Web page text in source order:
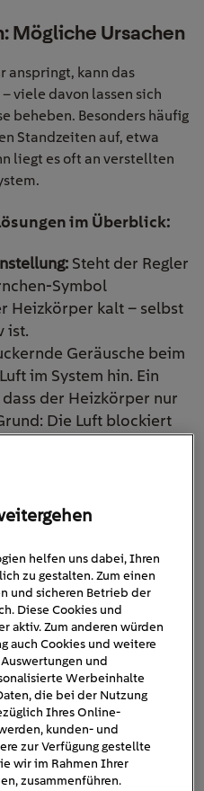
Mögliche Ursachen
anspringt, kann das
viele davon lassen sich
beheben. Besonders häufig
Standzeiten auf, etwa
liegt es oft an verstellten
im Überblick:
Steht der Regler
Symbol
Heizkörper kalt – selbst
ist.
Geräusche beim
im System hin. Ein
der Heizkörper nur
Die Luft blockiert
Sie aber auch auf
die Heizung oft nicht
1,5–2,0 bar – ein Blick
gibt Klarheit (grüner
können Sie selbst
Sie dabei aber
um nichts zu tun,
aktiv:
sich bei höheren
in den
so programmiert, dass
helfen uns dabei, Ihren
zu gestalten. Zum einen
und sicheren Betrieb der
Diese Cookies und
aktiv. Zum anderen würden
auch Cookies und weitere
und
Werbeinhalte
die bei der Nutzung
Ihres Online-
kunden- und
zur Verfügung gestellte
wir im Rahmen Ihrer
zusammenführen.